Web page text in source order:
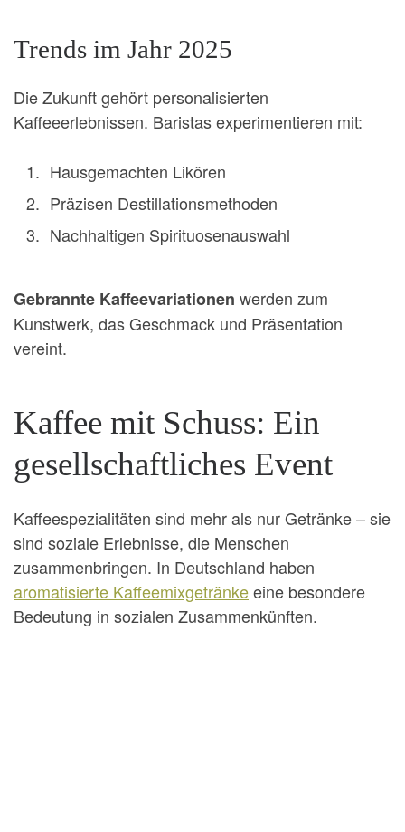
Trends im Jahr 2025
Die Zukunft gehört personalisierten
Kaffeeerlebnissen. Baristas experimentieren mit:
Hausgemachten Likören
Präzisen Destillationsmethoden
Nachhaltigen Spirituosenauswahl
Gebrannte Kaffeevariationen werden zum
Kunstwerk, das Geschmack und Präsentation
vereint.
Kaffee mit Schuss: Ein
gesellschaftliches Event
Kaffeespezialitäten sind mehr als nur Getränke – sie
sind soziale Erlebnisse, die Menschen
zusammenbringen. In Deutschland haben
aromatisierte Kaffeemixgetränkeeine besondere
Bedeutung in sozialen Zusammenkünften.